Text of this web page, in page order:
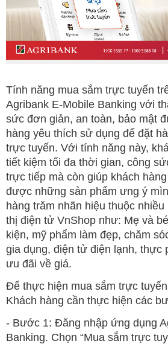
Tính năng mua sắm trực tuyến
Agribank E-Mobile Banking với
sức đơn giản, an toàn, bảo mật
hàng yêu thích sử dụng để đặt
trực tuyến. Với tính năng này,
tiết kiệm tối đa thời gian, công
trực tiếp mà còn giúp khách
được những sản phẩm ưng ý
hàng trăm nhãn hiệu thuộc
thị điện tử VnShop như: Mẹ và
kiện, mỹ phẩm làm đẹp, chăm
gia dụng, điện tử điện lạnh, thực
ưu đãi về giá.
Để thực hiện mua sắm trực
Khách hàng cần thực hiện các
- Bước 1: Đăng nhập ứng dụng
Banking. Chọn “Mua sắm trực